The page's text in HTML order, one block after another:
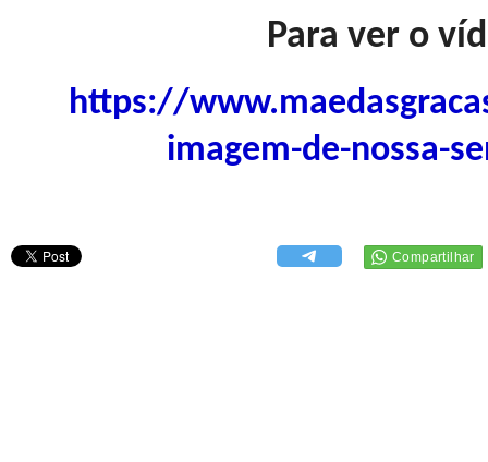
Para ver o
https://
imagem-de-nossa-